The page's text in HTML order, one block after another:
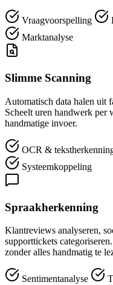
Vraagvoorspelling
Marktanalyse
Slimme Scanning
Automatisch data halen uit
Scheelt uren handwerk per
handmatige invoer.
OCR &
Systeemkoppeling
Spraakherkenning
Klantreviews analyseren,
supporttickets
zonder alles handmatig te
Sentimentanalyse